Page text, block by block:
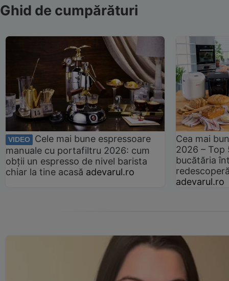
Ghid de cumpărături
VIDEO
Cele mai bune espressoare
manuale cu portafiltru 2026: cum
obții un espresso de nivel barista
chiar la tine acasă adevarul.ro
Cea mai
2026 –
bucătăria
adevarul.ro